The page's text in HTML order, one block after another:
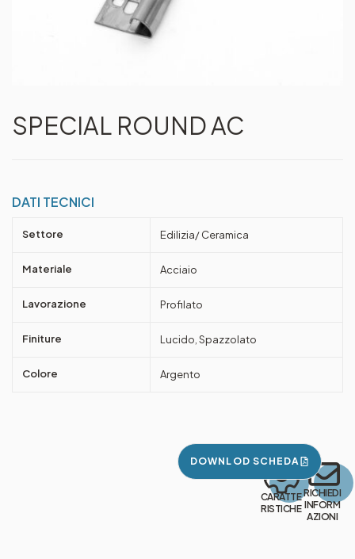
SPECIAL ROUND AC
DATI TECNICI
Settore Edilizia/ Ceramica
Materiale Acciaio
Lavorazione Profilato
Finiture Lucido, Spazzolato
Colore Argento
DOWNLOD SCHEDA
CARATTE
RISTICHE
RICHIEDI
INFORM
AZIONI